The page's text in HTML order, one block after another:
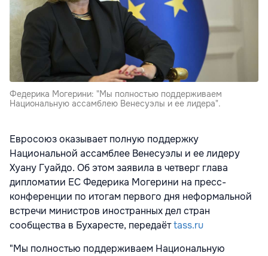
Федерика Могерини: "Мы полностью поддерживаем
Национальную ассамблею Венесуэлы и ее лидера".
Евросоюз оказывает полную поддержку
Национальной ассамблее Венесуэлы и ее лидеру
Хуану Гуайдо. Об этом заявила в четверг глава
дипломатии ЕС Федерика Могерини на пресс-
конференции по итогам первого дня неформальной
встречи министров иностранных дел стран
сообщества в Бухаресте, передаётtass.ru
"Мы полностью поддерживаем Национальную